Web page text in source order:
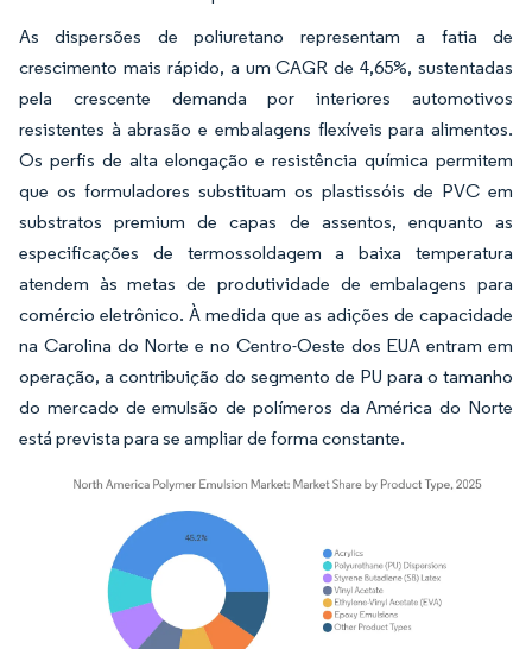
As dispersões de poliuretano representam a fatia de
crescimento mais rápido, a um CAGR de 4,65%, sustentadas
pela crescente demanda por interiores automotivos
resistentes à abrasão e embalagens flexíveis para alimentos.
Os perfis de alta elongação e resistência química permitem
que os formuladores substituam os plastissóis de PVC em
substratos premium de capas de assentos, enquanto as
especificações de termossoldagem a baixa temperatura
atendem às metas de produtividade de embalagens para
comércio eletrônico. À medida que as adições de capacidade
na Carolina do Norte e no Centro-Oeste dos EUA entram em
operação, a contribuição do segmento de PU para o tamanho
do mercado de emulsão de polímeros da América do Norte
está prevista para se ampliar de forma constante.